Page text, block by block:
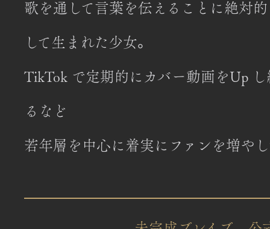
歌を通して⾔葉を伝えることに絶対
して⽣まれた少⼥。
TikTok で定期的にカバー動画をUp
るなど
若年層を中⼼に着実にファンを増やし